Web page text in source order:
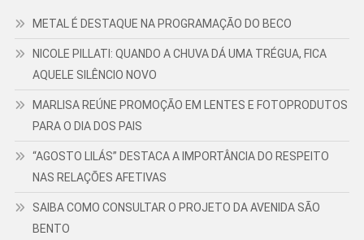
METAL É DESTAQUE NA PROGRAMAÇÃO DO BECO
NICOLE PILLATI: QUANDO A CHUVA DÁ UMA TRÉGUA, FICA
AQUELE SILÊNCIO NOVO
MARLISA REÚNE PROMOÇÃO EM LENTES E FOTOPRODUTOS
PARA O DIA DOS PAIS
“AGOSTO LILÁS” DESTACA A IMPORTÂNCIA DO RESPEITO
NAS RELAÇÕES AFETIVAS
SAIBA COMO CONSULTAR O PROJETO DA AVENIDA SÃO
BENTO